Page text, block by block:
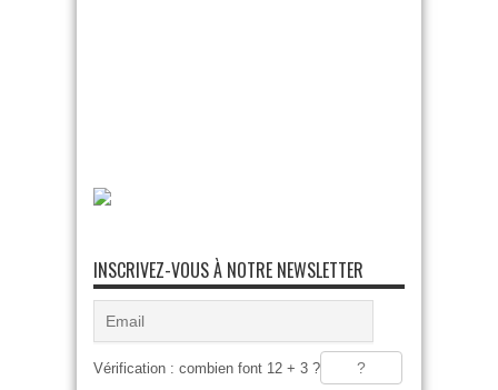
INSCRIVEZ-VOUS À NOTRE NEWSLETTER
Vérification : combien font 12 + 3 ?